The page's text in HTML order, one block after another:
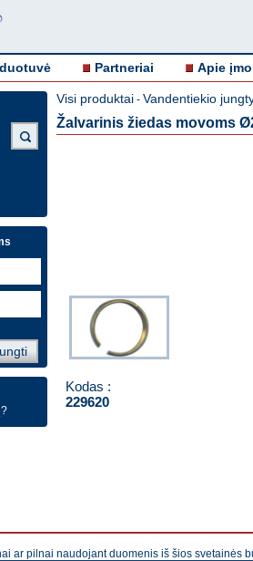
Partneriai Apie
Visi produktai - Vandentiekio
Žalvarinis žiedas movoms
Kodas :
229620
ar pilnai naudojant duomenis iš šios svetainės